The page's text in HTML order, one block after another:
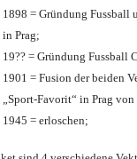
1898 = Gründung Fussball
in Prag;
19?? = Gründung Fussball
1901 = Fusion der beiden
„Sport-Favorit“ in Prag
1945 = erloschen;